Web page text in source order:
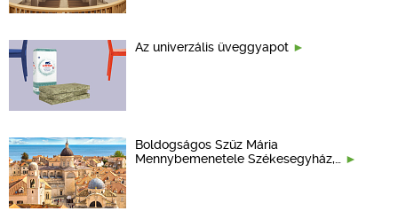
Az univerzális üveggyapot
Boldogságos Szűz Mária
Mennybemenetele Székesegyház,…